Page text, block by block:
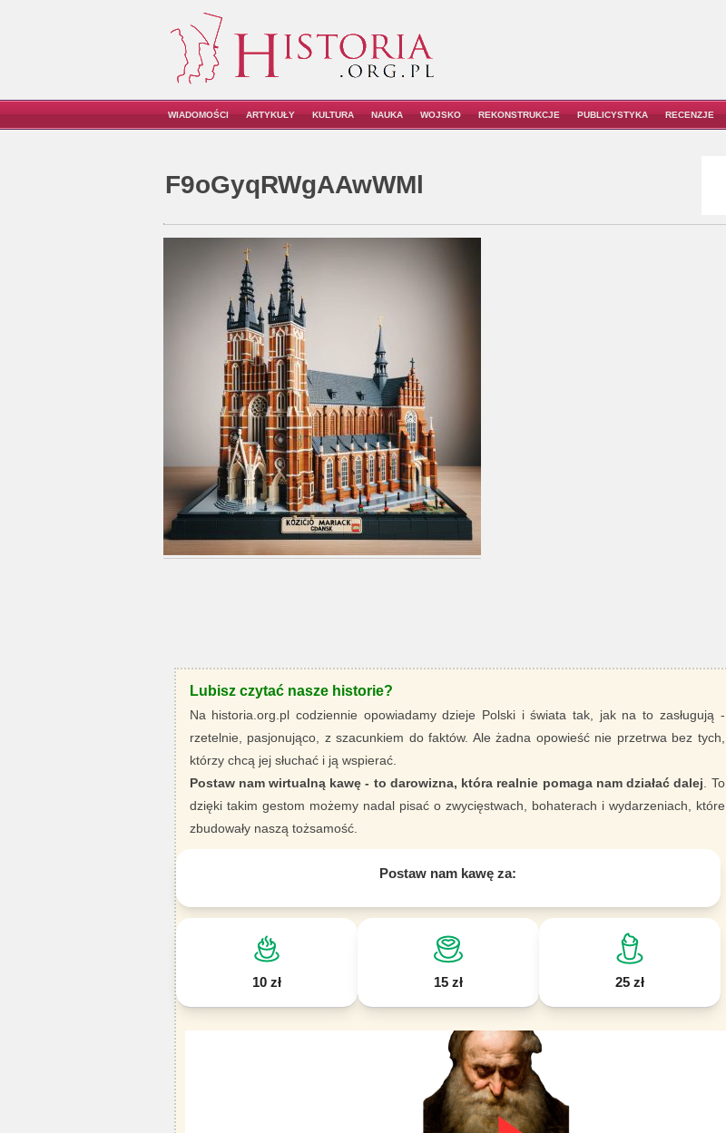
WIADOMOŚCI ARTYKUŁY KULTURA NAUKA WOJSKO REKONSTRUKCJE PUBLICYSTYKA RECENZJE
F9oGyqRWgAAwWMl
Lubisz czytać nasze historie?
Na historia.org.pl codziennie opowiadamy dzieje Polski i świata tak, jak na to zasługują -
rzetelnie, pasjonująco, z szacunkiem do faktów. Ale żadna opowieść nie przetrwa bez tych,
którzy chcą jej słuchać i ją wspierać.
Postaw nam wirtualną kawę - to darowizna, która realnie pomaga nam działać dalej . To
dzięki takim gestom możemy nadal pisać o zwycięstwach, bohaterach i wydarzeniach, które
zbudowały naszą tożsamość.
Postaw nam kawę za:
10 zł 15 zł 25 zł